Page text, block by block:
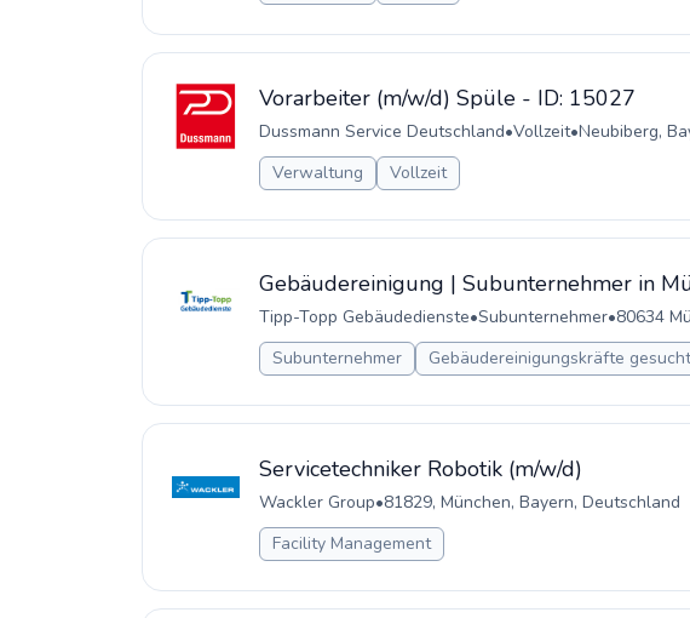
Vorarbeiter (m/w/d) Spüle - ID: 15027
Dussmann Service Deutschland•Vollzeit•Neubiberg,
Verwaltung
Vollzeit
Gebäudereinigung | Subunternehmer in
Tipp-Topp Gebäudedienste•Subunternehmer•80634
Subunternehmer
Gebäudereinigungskräfte gesucht
Servicetechniker Robotik (m/w/d)
Wackler Group•81829, München, Bayern, Deutschland
Facility Management